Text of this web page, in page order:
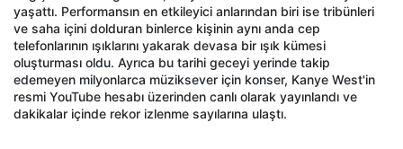
yaşattı. Performansın en etkileyici anlarından biri ise tribünleri
ve saha içini dolduran binlerce kişinin aynı anda cep
telefonlarının ışıklarını yakarak devasa bir ışık kümesi
oluşturması oldu. Ayrıca bu tarihi geceyi yerinde takip
edemeyen milyonlarca müziksever için konser, Kanye West'in
resmi YouTube hesabı üzerinden canlı olarak yayınlandı ve
dakikalar içinde rekor izlenme sayılarına ulaştı.